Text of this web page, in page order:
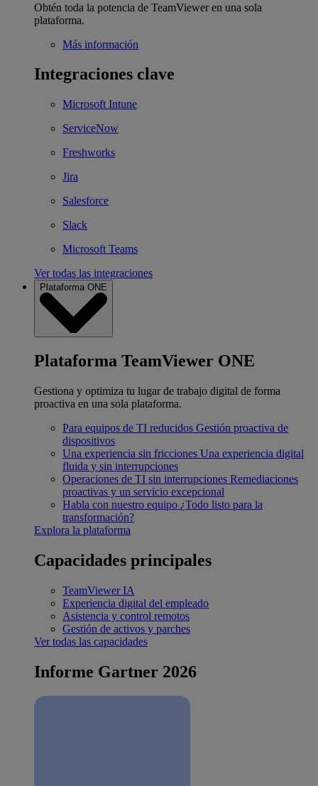
Obtén toda la potencia de TeamViewer en una sola
plataforma.
Más información
Integraciones clave
Microsoft Intune
ServiceNow
Freshworks
Jira
Salesforce
Slack
Microsoft Teams
Ver todas las integraciones
Plataforma ONE
Plataforma TeamViewer ONE
Gestiona y optimiza tu lugar de trabajo digital de forma
proactiva en una sola plataforma.
Para equipos de TI reducidos Gestión proactiva de
dispositivos
Una experiencia sin fricciones Una experiencia digital
fluida y sin interrupciones
Operaciones de TI sin interrupciones Remediaciones
proactivas y un servicio excepcional
Habla con nuestro equipo ¿Todo listo para la
transformación?
Explora la plataforma
Capacidades principales
TeamViewer IA
Experiencia digital del empleado
Asistencia y control remotos
Gestión de activos y parches
Ver todas las capacidades
Informe Gartner 2026